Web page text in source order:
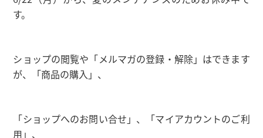
す。
ショップの閲覧や「メルマガの登録・解除」はできます
が、「商品の購入」、
「ショップへのお問い合せ」、
「マイアカウントのご利
用」、